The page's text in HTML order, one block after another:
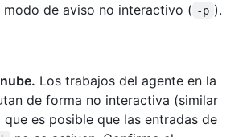
modo de aviso no interactivo ( -p ).
Los trabajos del agente en la
de forma no interactiva (similar
que es posible que las entradas de